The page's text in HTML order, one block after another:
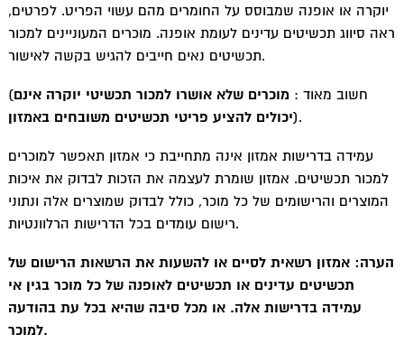
יוקרה או אופנה שמבוסס על החומרים מהם עשוי הפריט. לפרטים,
ראה סיווג תכשיטים עדינים לעומת אופנה. מוכרים המעוניינים למכור
תכשיטים נאים חייבים להגיש בקשה לאישור.
(חשוב מאוד : מוכרים שלא אושרו למכור תכשיטי יוקרה אינם
יכולים להציע פריטי תכשיטים משובחים באמזון).
עמידה בדרישות אמזון אינה מתחייבת כי אמזון תאפשר למוכרים
למכור תכשיטים. אמזון שומרת לעצמה את הזכות לבדוק את איכות
המוצרים והרישומים של כל מוכר, כולל לבדוק שמוצרים אלה ונתוני
רישום עומדים בכל הדרישות הרלוונטיות.
הערה: אמזון רשאית לסיים או להשעות את הרשאות הרישום של
תכשיטים עדינים או תכשיטים לאופנה של כל מוכר בגין אי
עמידה בדרישות אלה. או מכל סיבה שהיא בכל עת בהודעה
למוכר.